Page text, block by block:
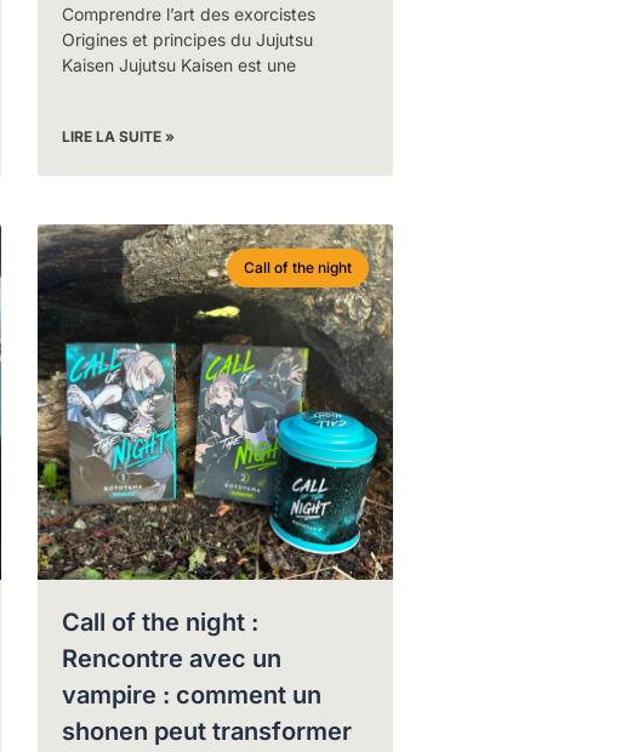
Comprendre l’art des exorcistes
Origines et principes du Jujutsu
Kaisen Jujutsu Kaisen est une
LIRE LA SUITE »
Call of the night
Call of the night :
Rencontre avec un
vampire : comment un
shonen peut transformer